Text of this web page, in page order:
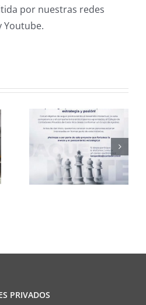
por nuestras redes
Youtube.
CCPCR
Informa
PRIVADOS